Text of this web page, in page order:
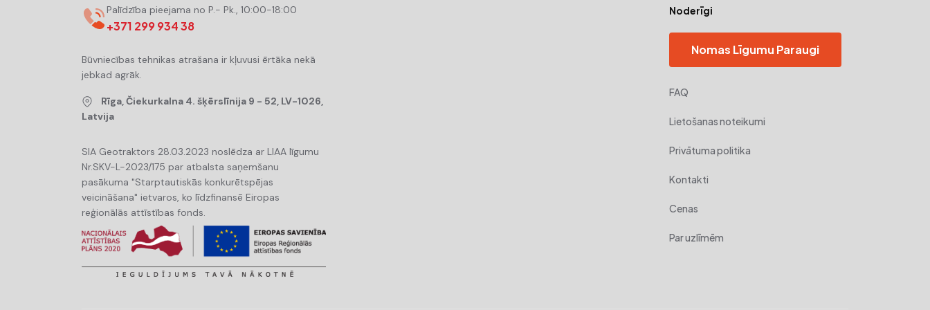
Palīdzība pieejama no P.- Pk., 10:00-18:00
+371 299 934 38
Būvniecības tehnikas atrašana ir kļuvusi ērtāka nekā
jebkad agrāk.
Rīga, Čiekurkalna 4. šķērslīnija 9 - 52, LV-1026,
Latvija
SIA Geotraktors 28.03.2023 noslēdza ar LIAA līgumu
Nr.SKV-L-2023/175 par atbalsta saņemšanu
pasākuma "Starptautiskās konkurētspējas
veicināšana" ietvaros, ko līdzfinansē Eiropas
reģionālās attīstības fonds.
Noderīgi
Nomas Līgumu Paraugi
FAQ
Lietošanas noteikumi
Privātuma politika
Kontakti
Cenas
Par uzlīmēm